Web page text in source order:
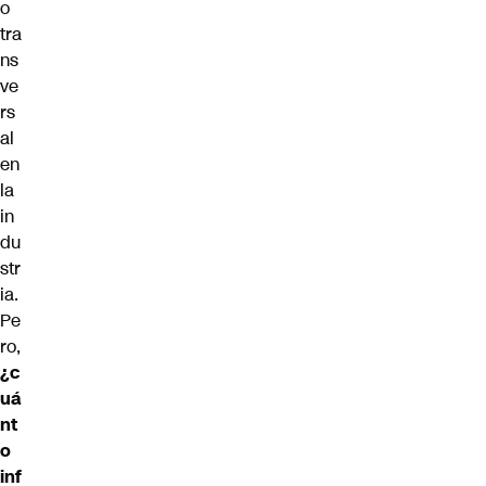
o
tra
ns
ve
rs
al
en
la
in
du
str
ia.
Pe
ro,
¿c
uá
nt
o
inf